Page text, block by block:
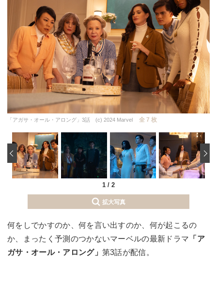
「アガサ・オール・アロング」3話 (c) 2024 Marvel 全 7 枚
1 / 2
‹
拡大写真
何をしでかすのか、何を言い出すのか、何が起こるの
か、まったく予測のつかないマーベルの最新ドラマ 「ア
ガサ・オール・アロング」 第3話が配信。